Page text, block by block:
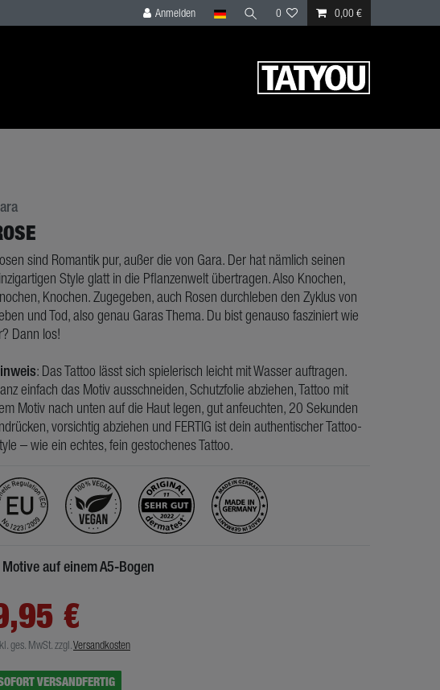
Anmelden 0 0,00 €
sind Romantik pur, außer die von Gara. Der hat nämlich seinen
Style glatt in die Pflanzenwelt übertragen. Also Knochen,
Knochen. Zugegeben, auch Rosen durchleben den Zyklus von
und Tod, also genau Garas Thema. Du bist genauso fasziniert wie
Dann los!
: Das Tattoo lässt sich spielerisch leicht mit Wasser auftragen.
einfach das Motiv ausschneiden, Schutzfolie abziehen, Tattoo mit
Motiv nach unten auf die Haut legen, gut anfeuchten, 20 Sekunden
vorsichtig abziehen und FERTIG ist dein authentischer Tattoo-
– wie ein echtes, fein gestochenes Tattoo.
auf einem A5-Bogen
€
ges. MwSt.zzgl.Versandkosten
VERSANDFERTIG